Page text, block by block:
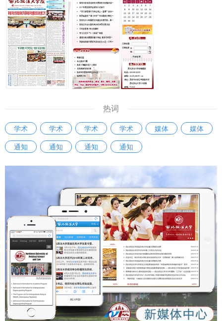
热词
学术 学术 学术 学术 媒体
媒体
通知
通知 通知 通知